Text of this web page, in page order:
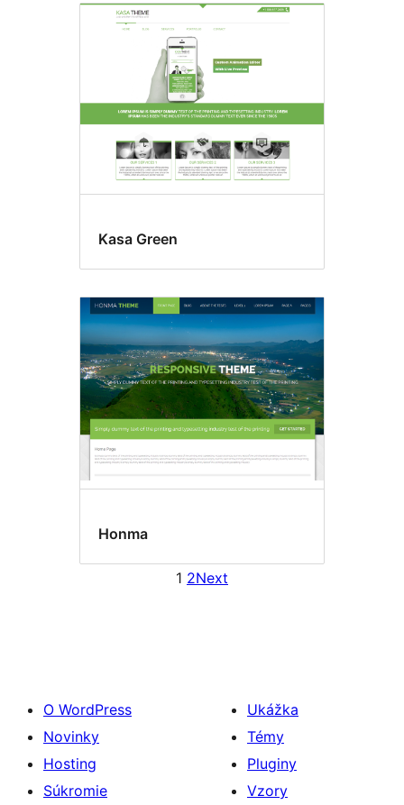
Kasa Green
Honma
1 2Next
O WordPress
Novinky
Hosting
Súkromie
Ukážka
Témy
Pluginy
Vzory